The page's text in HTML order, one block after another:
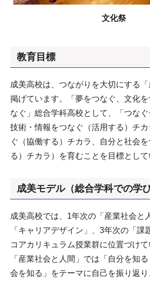
文化祭
教育目標
成美高校は、つながりを大切にする
掲げています。「夢をつなぐ、文化
なぐ」総合学科高校として、「つなぐ
技術・情報をつなぐ（活用する）チ
ぐ（協働する）チカラ、自分と社会
る）チカラ）を育むことを目標として
成美モデル（総合学科での学び
成美高校では、1年次の「産業社会と
「キャリアデザイン」、3年次の「課
コアカリキュラム授業群に位置づけて
「産業社会と人間」では「自分を知
会を知る」をテーマに自己を振り返